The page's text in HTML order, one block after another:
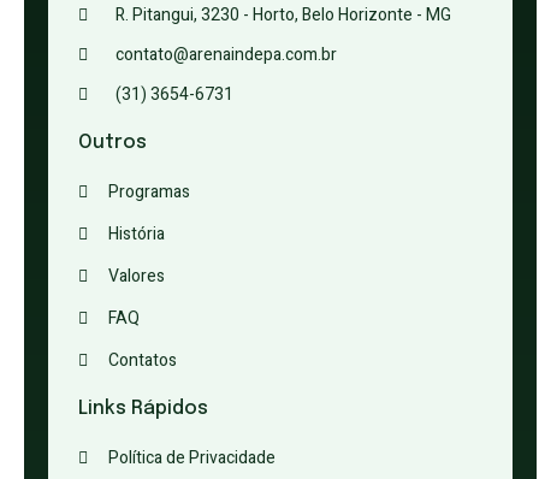
R. Pitangui, 3230 - Horto, Belo Horizonte - MG
contato@arenaindepa.com.br
(31) 3654-6731
Outros
Programas
História
Valores
FAQ
Contatos
Links Rápidos
Política de Privacidade